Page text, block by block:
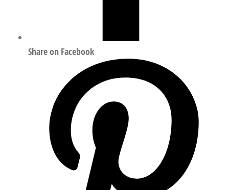
Share on Facebook